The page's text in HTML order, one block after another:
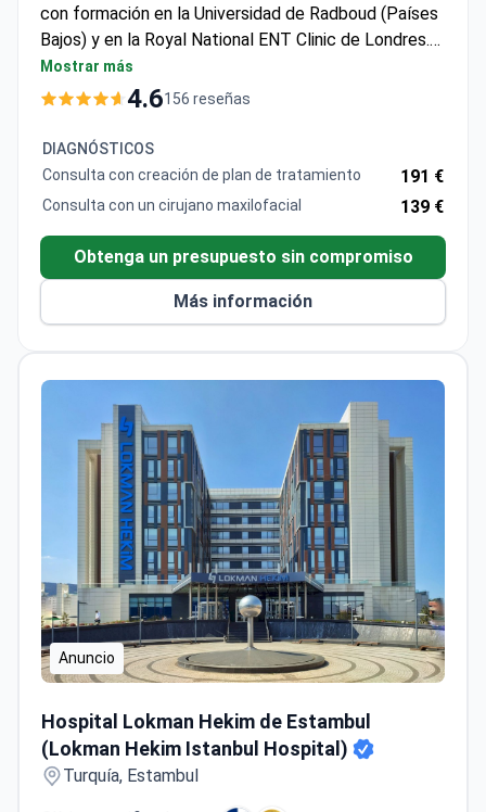
con formación en la Universidad de Radboud (Países
Bajos) y en la Royal National ENT Clinic de Londres.
El paquete de prótesis estética de oído tiene un
coste aproximado de 1.870 $, e incluye
traslados VIP. El Hospital Memorial Bahçelievler
cuenta con las certificaciones JCI e ISO, cumpliendo
con los estándares internacionales de calidad. El Dr.
Universidad de Estambul y trabaja exclusivamente
para el Memorial Healthcare Group.
Mostrar más
4.6156 reseñas
DIAGNÓSTICOS
Consulta con creación de plan de tratamiento
191 €
Consulta con un cirujano maxilofacial 139 €
Obtenga un presupuesto sin compromiso
Más información
Anuncio
Hospital Lokman Hekim de Estambul
(Lokman Hekim Istanbul Hospital)
Turquía, Estambul